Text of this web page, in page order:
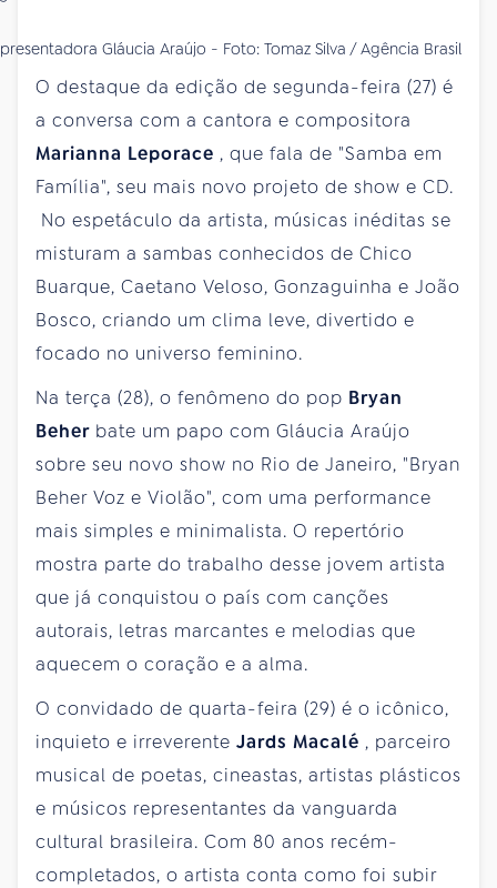
Gláucia Araújo - Foto: Tomaz Silva / Agência Brasil
O destaque da edição de segunda-feira (27) é
a conversa com a cantora e compositora
Marianna Leporace , que fala de "Samba em
Família", seu mais novo projeto de show e CD.
No espetáculo da artista, músicas inéditas se
misturam a sambas conhecidos de Chico
Buarque, Caetano Veloso, Gonzaguinha e João
Bosco, criando um clima leve, divertido e
focado no universo feminino.
Na terça (28), o fenômeno do pop Bryan
Beher bate um papo com Gláucia Araújo
sobre seu novo show no Rio de Janeiro, "Bryan
Beher Voz e Violão", com uma performance
mais simples e minimalista. O repertório
mostra parte do trabalho desse jovem artista
que já conquistou o país com canções
autorais, letras marcantes e melodias que
aquecem o coração e a alma.
O convidado de quarta-feira (29) é o icônico,
inquieto e irreverente Jards Macalé , parceiro
musical de poetas, cineastas, artistas plásticos
e músicos representantes da vanguarda
cultural brasileira. Com 80 anos recém-
completados, o artista conta como foi subir